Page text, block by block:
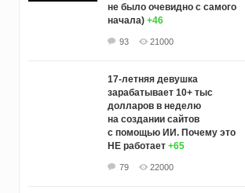
не было очевидно с самого
начала) +46
93 21000
17-летняя девушка
зарабатывает 10+ тыс
долларов в неделю
на создании сайтов
с помощью ИИ. Почему это
НЕ работает +65
79 22000